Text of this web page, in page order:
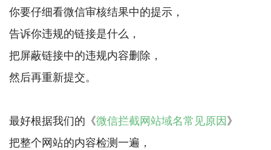
你要仔细看微信审核结果中的提示，
告诉你违规的链接是什么，
把屏蔽链接中的违规内容删除，
然后再重新提交。
最好根据我们的《微信拦截网站域名常见原因》
把整个网站的内容检测一遍，